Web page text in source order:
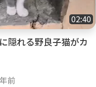
02:40
隠れる野良子猫がカ
前